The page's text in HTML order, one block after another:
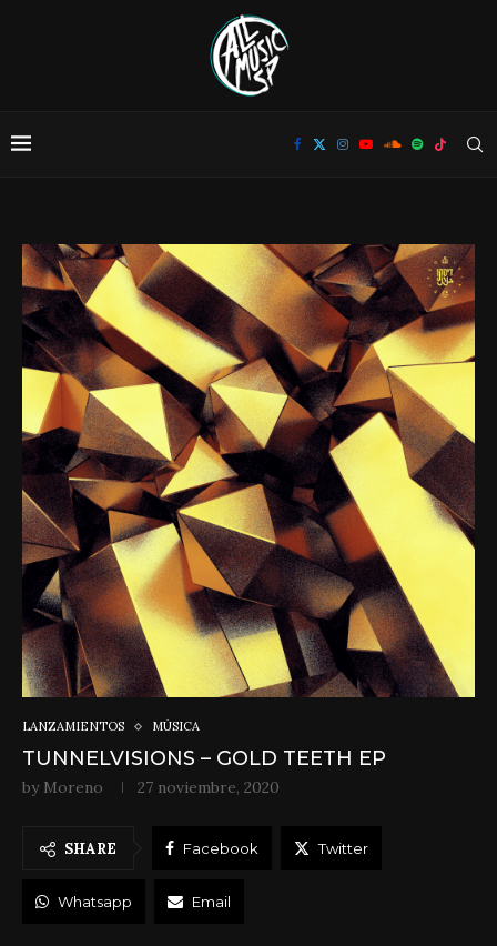
LANZAMIENTOS MÚSICA
TUNNELVISIONS – GOLD TEETH EP
by Moreno 27 noviembre, 2020
SHARE Facebook Twitter
Whatsapp Email